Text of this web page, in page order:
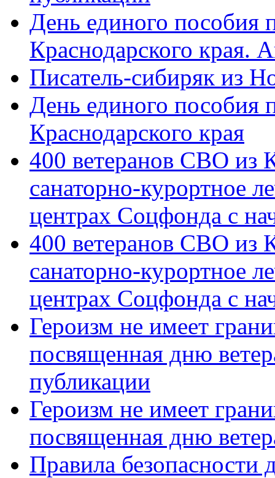
День единого пособия
Краснодарского края.
Писатель-сибиряк из
День единого пособия
Краснодарского края
400 ветеранов СВО из
санаторно-курортное
центрах Соцфонда с
400 ветеранов СВО из
санаторно-курортное
центрах Соцфонда с
Героизм не имеет
посвященная дню
публикации
Героизм не имеет
посвященная дню
Правила безопасности